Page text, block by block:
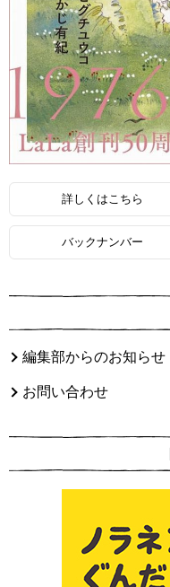
詳しくはこちら
バックナンバー
編集部からのお知らせ
お問い合わせ